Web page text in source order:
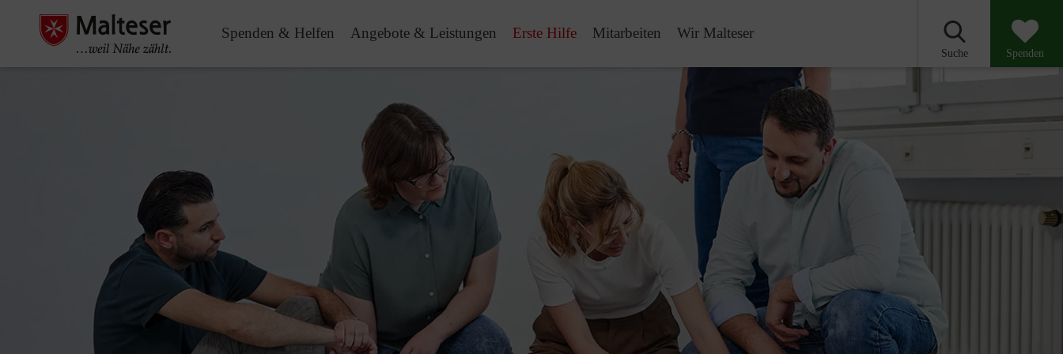
Spenden & Helfen Angebote & Leistungen Erste Hilfe Mitarbeiten Wir Malteser
Suche Spenden